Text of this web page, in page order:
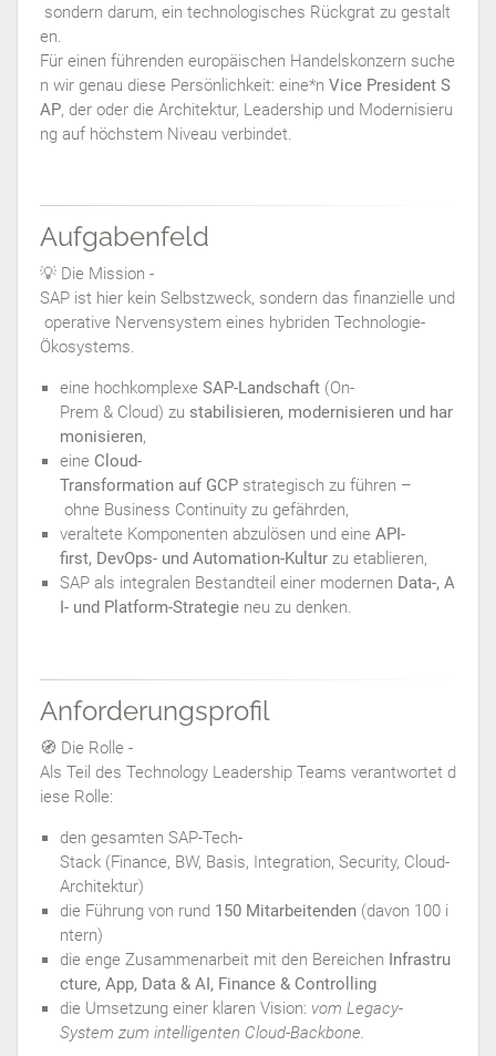
sondern darum, ein technologisches Rückgrat zu gestalt
en.
Für einen führenden europäischen Handelskonzern suche
n wir genau diese Persönlichkeit: eine*n Vice President S
AP, der oder die Architektur, Leadership und Modernisieru
ng auf höchstem Niveau verbindet.
Aufgabenfeld
💡 Die Mission -
SAP ist hier kein Selbstzweck, sondern das finanzielle und
operative Nervensystem eines hybriden Technologie-
Ökosystems.
eine hochkomplexe SAP-Landschaft (On-
Prem & Cloud) zu stabilisieren, modernisieren und har
monisieren,
eine Cloud-
Transformation auf GCP strategisch zu führen –
ohne Business Continuity zu gefährden,
veraltete Komponenten abzulösen und eine API-
first, DevOps- und Automation-Kultur zu etablieren,
SAP als integralen Bestandteil einer modernen Data-, A
I- und Platform-Strategie neu zu denken.
Anforderungsprofil
🧭 Die Rolle -
Als Teil des Technology Leadership Teams verantwortet d
iese Rolle:
den gesamten SAP-Tech-
Stack (Finance, BW, Basis, Integration, Security, Cloud-
Architektur)
die Führung von rund 150 Mitarbeitenden (davon 100 i
ntern)
die enge Zusammenarbeit mit den Bereichen Infrastru
cture, App, Data & AI, Finance & Controlling
die Umsetzung einer klaren Vision: vom Legacy-
System zum intelligenten Cloud-Backbone.